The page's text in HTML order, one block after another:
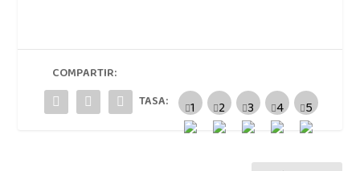
COMPARTIR:
TASA: